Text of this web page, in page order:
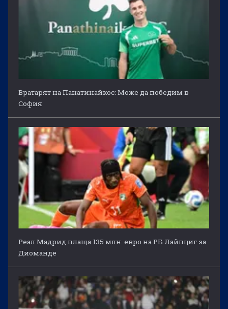
Вратарят на Панатинайкос: Може да победим в
София
Реал Мадрид плаща 135 млн. евро на РБ Лайпциг за
Диоманде